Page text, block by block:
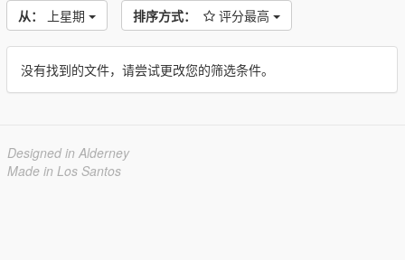
从： 上星期 排序方式： 评分最高
没有找到的文件，请尝试更改您的筛选条件。
Designed in Alderney
Made in Los Santos